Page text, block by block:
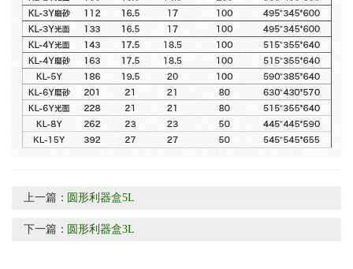
上一篇： 圆形利器盒5L
下一篇： 圆形利器盒3L